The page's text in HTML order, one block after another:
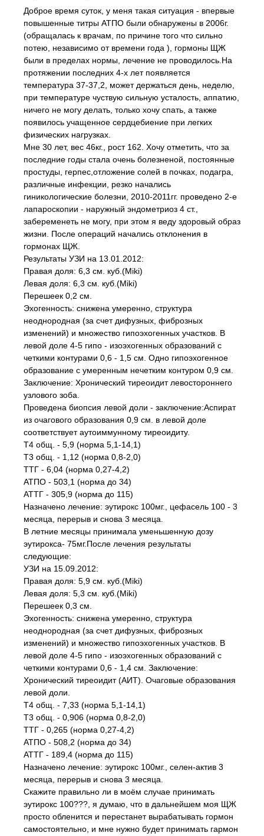
Доброе время суток, у меня такая ситуация - впервые
повышенные титры АТПО были обнаружены в 2006г.
(обращалась к врачам, по причине того что сильно
потею, независимо от времени года ), гормоны ЩЖ
были в пределах нормы, лечение не проводилось.На
протяжении последних 4-х лет появляется
температура 37-37,2, может держаться день, неделю,
при температуре чуствую сильную усталость, аппатию,
ничего не могу делать, только хочу спать, а также
появилось учащенное сердцебиение при легких
физических нагрузках.
Мне 30 лет, вес 46кг., рост 162. Хочу отметить, что за
последние годы стала очень болезненой, постоянные
простуды, герпес,отложение солей в почках, подагра,
различные инфекции, резко начались
гиникологические болезни, 2010-2011гг. проведено 2-е
лапароскопии - наружный эндометриоз 4 ст.,
забеременеть не могу, при этом я веду здоровый образ
жизни. После операций начались отклонения в
гормонах ЩЖ.
Результаты УЗИ на 13.01.2012:
Правая доля: 6,3 см. куб.(Miki)
Левая доля: 6,3 см. куб.(Miki)
Перешеек 0,2 см.
Эхогенность: снижена умеренно, структура
неоднородная (за счет дифузных, фиброзных
изменений) и множество гипоэхогенных участков. В
левой доле 4-5 гипо - изоэхогенных образований с
четкими контурами 0,6 - 1,5 см. Одно гипоэхогенное
образование с умеренным нечетким контуром 0,9 см.
Заключение: Хронический тиреоидит левостороннего
узлового зоба.
Проведена биопсия левой доли - заключение:Аспират
из очагового образования 0,9 см. в левой доле
соответствует аутоиммунному тиреоидиту.
Т4 общ. - 5,9 (норма 5,1-14,1)
Т3 общ. - 1,12 (норма 0,8-2,0)
ТТГ - 6,04 (норма 0,27-4,2)
АТПО - 503,1 (норма до 34)
АТТГ - 305,9 (норма до 115)
Назначено лечение: эутирокс 100мг., цефасель 100 - 3
месяца, перерыв и снова 3 месяца.
В летние месяцы принимала уменьшенную дозу
эутирокса- 75мг.После лечения результаты
следующие:
УЗИ на 15.09.2012:
Правая доля: 5,9 см. куб.(Miki)
Левая доля: 5,3 см. куб.(Miki)
Перешеек 0,3 см.
Эхогенность: снижена умеренно, структура
неоднородная (за счет дифузных, фиброзных
изменений) и множество гипоэхогенных участков. В
левой доле 4-5 гипо - изоэхогенных образований с
четкими контурами 0,6 - 1,4 см. Заключение:
Хронический тиреоидит (АИТ). Очаговые образования
левой доли.
Т4 общ. - 7,33 (норма 5,1-14,1)
Т3 общ. - 0,906 (норма 0,8-2,0)
ТТГ - 0,265 (норма 0,27-4,2)
АТПО - 508,2 (норма до 34)
АТТГ - 189,4 (норма до 115)
Назначено лечение: эутирокс 100мг., селен-актив 3
месяца, перерыв и снова 3 месяца.
Скажите правильно ли в моём случае принимать
эутирокс 100???, я думаю, что в дальнейшем моя ЩЖ
просто обленится и перестанет вырабатывать гормон
самостоятельно, и мне нужно будет принимать гармон